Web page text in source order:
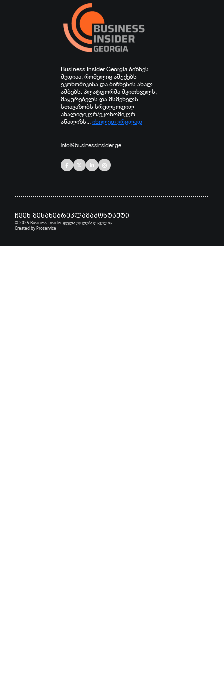
Business Insider Georgia ბიზნეს
მედიაა, რომელიც აშუქებს
ეკონომიკისა და ბიზნესის ახალ
ამბებს. პლატფორმა მკითხველს,
მაყურებელს და მსმენელს
სთავაზობს სრულყოფილ
ანალიტიკურ/ეკონომიკურ
ანალიზს... იხილეთ ვრცლად
info@businessinsider.ge
ჩვენ შესახებრეკლამაკონტაქტი
© 2025 Business Insider ყველა უფლება დაცულია.
Created byProservice